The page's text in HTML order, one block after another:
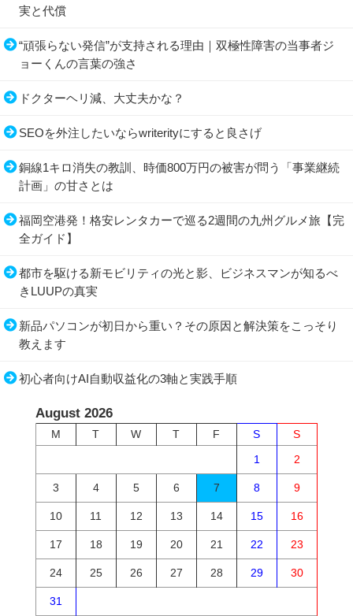
実と代償
“頑張らない発信”が支持される理由｜双極性障害の当事者ジ
ョーくんの言葉の強さ
ドクターヘリ減、大丈夫かな？
SEOを外注したいならwriterityにすると良さげ
銅線1キロ消失の教訓、時価800万円の被害が問う「事業継続
計画」の甘さとは
福岡空港発！格安レンタカーで巡る2週間の九州グルメ旅【完
全ガイド】
都市を駆ける新モビリティの光と影、ビジネスマンが知るべ
きLUUPの真実
新品パソコンが初日から重い？その原因と解決策をこっそり
教えます
初心者向けAI自動収益化の3軸と実践手順
August 2026
M T W T F S
S
1
2
3 4 5 6 7 8 9
10 11 12 13 14 15 16
17 18 19 20 21 22 23
24 25 26 27 28 29 30
31